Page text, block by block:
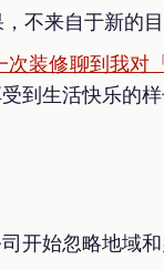
不来自于新的
装修聊到我对
到生活快乐的样
开始忽略地域